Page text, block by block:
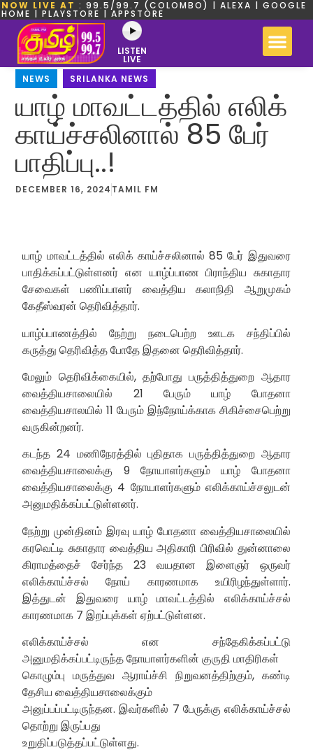
NOW LIVE AT : 99.5/99.7 (COLOMBO) | ALEXA | GOOGLE
HOME | PLAYSTORE | APPSTORE
LISTEN
LIVE
NEWS
SRILANKA NEWS
யாழ் மாவட்டத்தில் எலிக்
காய்ச்சலினால் 85 பேர்
பாதிப்பு..!
DECEMBER 16, 2024 TAMIL FM
யாழ் மாவட்டத்தில் எலிக் காய்ச்சலினால் 85 பேர் இதுவரை
பாதிக்கப்பட்டுள்ளனர் என யாழ்ப்பாண பிராந்திய சுகாதார
சேவைகள் பணிப்பாளர் வைத்திய கலாநிதி ஆறுமுகம்
கேதீஸ்வரன் தெரிவித்தார்.
யாழ்ப்பாணத்தில் நேற்று நடைபெற்ற ஊடக சந்திப்பில்
கருத்து தெரிவித்த போதே இதனை தெரிவித்தார்.
மேலும் தெரிவிக்கையில், தற்போது பருத்தித்துறை ஆதார
வைத்தியசாலையில் 21 பேரும் யாழ் போதனா
வைத்தியசாலயில் 11 பேரும் இந்நோய்க்காக சிகிச்சைபெற்று
வருகின்றனர்.
கடந்த 24 மணிநேரத்தில் புதிதாக பருத்தித்துறை ஆதார
வைத்தியசாலைக்கு 9 நோயாளர்களும் யாழ் போதனா
வைத்தியசாலைக்கு 4 நோயாளர்களும் எலிக்காய்ச்சலுடன்
அனுமதிக்கப்பட்டுள்ளனர்.
நேற்று முன்தினம் இரவு யாழ் போதனா வைத்தியசாலையில்
கரவெட்டி சுகாதார வைத்திய அதிகாரி பிரிவில் துன்னாலை
கிராமத்தைச் சேர்ந்த 23 வயதான இளைஞர் ஒருவர்
எலிக்காய்ச்சல் நோய் காரணமாக உயிரிழந்துள்ளார்.
இத்துடன் இதுவரை யாழ் மாவட்டத்தில் எலிக்காய்ச்சல்
காரணமாக 7 இறப்புக்கள் ஏற்பட்டுள்ளன.
எலிக்காய்ச்சல் என சந்தேகிக்கப்பட்டு
அனுமதிக்கப்பட்டிருந்த நோயாளர்களின் குருதி மாதிரிகள்
கொழும்பு மருத்துவ ஆராய்ச்சி நிறுவனத்திற்கும், கண்டி
தேசிய வைத்தியசாலைக்கும்
அனுப்பப்பட்டிருந்தன. இவர்களில் 7 பேருக்கு எலிக்காய்ச்சல்
தொற்று இருப்பது
உறுதிப்படுத்தப்பட்டுள்ளது.